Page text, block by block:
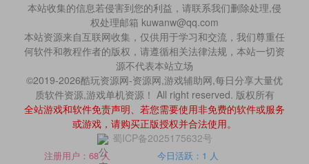
本站收集的信息若侵害到您的利益，请联系我们删除处理,侵
权处理邮箱 kuwanw@qq.com
本站资源来自互联网收集，仅供用于学习和交流，我们尊重任
何软件和教程作者的版权，请遵循相关法律法规，本站一切资
源不代表本站立场
©2019-2026酷玩资源网-资源网,游戏辅助网,每日分享大量优
质软件资源,游戏单机资源！ All right reserved. 版权所有
全站游戏和软件免责声明、若您需要使用非免费的软件或服务
或游戏，请购买正版授权并合法使用。
蜀ICP备2025175632号
注册用户：68 人 今日活跃：1 人